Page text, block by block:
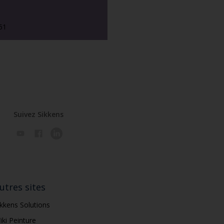
Suivez Sikkens
sites
Solutions
Peinture